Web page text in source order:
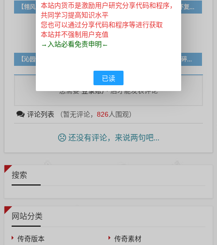
【翎风引擎】[特色复古] 雷神之家第三季（网瘾战争） 【翎风引擎】老王独家情怀复古-三职业传奇版本-复古到轻轻变-强化极品-BUFF-多大陆–多地图–独家精品版
【翎风引擎】特色复古- 踏碎凌霄经典沉默三职业传奇版本
您需要登录账户后才能发表评论
评论列表 （暂无评论， 826 人围观）
还没有评论，来说两句吧...
搜索
网站分类
传奇版本
传奇素材
本站内货币是激励用户研究分享代码和程序，
共同学习提高知识水平
您也可以通过分享代码和程序等进行获取
本站并不强制用户充值
→入站必看免责申明←
已读